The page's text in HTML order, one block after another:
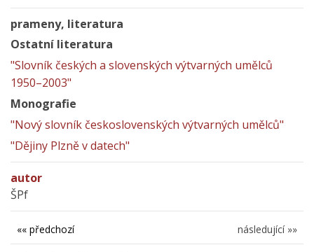
prameny, literatura
Ostatní literatura
"Slovník českých a slovenských výtvarných umělců
1950–2003"
Monografie
"Nový slovník československých výtvarných umělců"
"Dějiny Plzně v datech"
autor
ŠPf
následující »»
«« předchozí